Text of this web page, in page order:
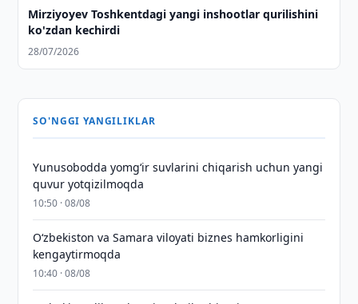
Mirziyoyev Toshkentdagi yangi inshootlar qurilishini
ko'zdan kechirdi
28/07/2026
SO'NGGI YANGILIKLAR
Yunusobodda yomg‘ir suvlarini chiqarish uchun yangi
quvur yotqizilmoqda
10:50 · 08/08
Oʻzbekiston va Samara viloyati biznes hamkorligini
kengaytirmoqda
10:40 · 08/08